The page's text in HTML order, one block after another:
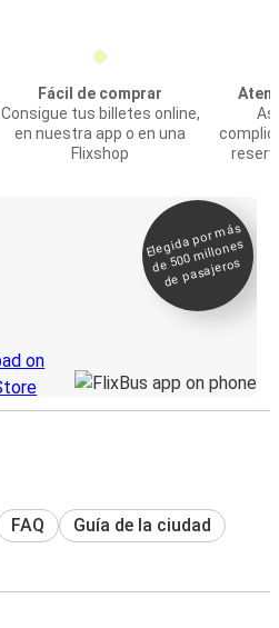
Fácil de comprar
Consigue tus billetes online,
en nuestra app o en una
Flixshop
Elegida por
más
de 500
millones
de pasajeros
FAQ Guía de la ciudad